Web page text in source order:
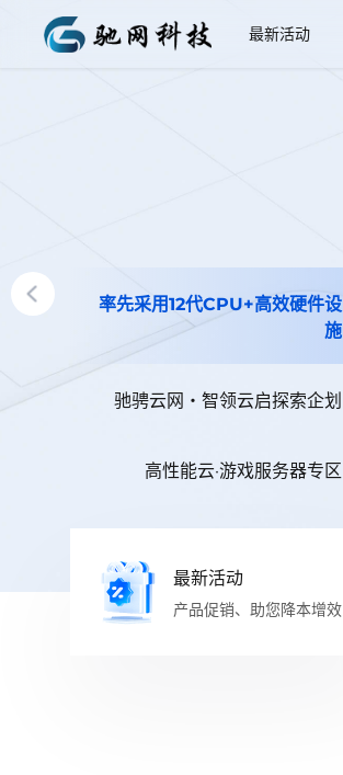
最新活动
率先采用12代CPU+高效硬件设
施
驰骋云网・智领云启探索企划
高性能云·游戏服务器专区
最新活动
产品促销、助您降本增效